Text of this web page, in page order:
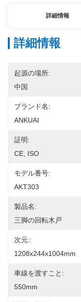
詳細情報
詳細情報
起源の場所:
中国
ブランド名:
ANKUAI
証明:
CE, ISO
モデル番号:
AKT303
製品名:
三脚の回転木戸
次元::
1208x244x1004mm
車線を渡すこと:
550mm